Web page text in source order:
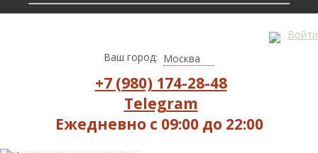
ДОСТАВКА И ОПЛАТА
Войти
Ваш город: Москва
+7 (980) 174-28-48
Telegram
Ежедневно с 09:00 до 22:00